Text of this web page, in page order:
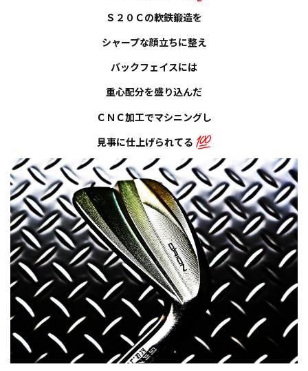
Ｓ２０Ｃの軟鉄鍛造を
シャープな顔立ちに整え
バックフェイスには
重心配分を盛り込んだ
ＣＮＣ加工でマシニングし
見事に仕上げられてる